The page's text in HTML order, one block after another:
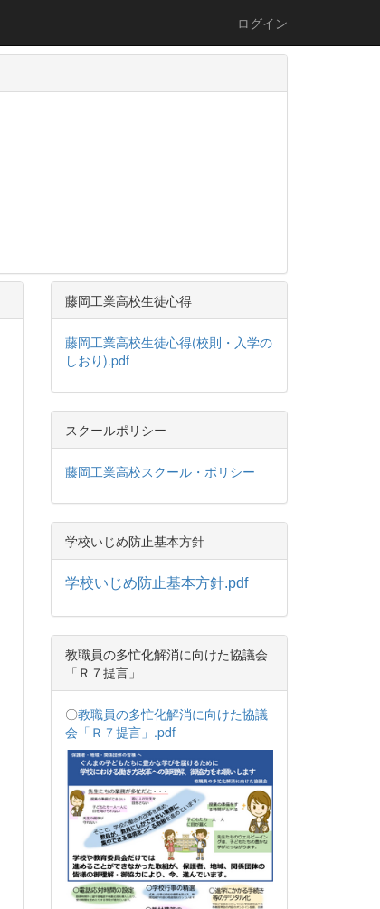
ログイン
藤岡工業高校生徒心得
藤岡工業高校生徒心得(校則・入学の
しおり).pdf
スクールポリシー
藤岡工業高校スクール・ポリシー
学校いじめ防止基本方針
学校いじめ防止基本方針.pdf
教職員の多忙化解消に向けた協議会
「Ｒ７提言」
〇教職員の多忙化解消に向けた協議
会「Ｒ７提言」.pdf